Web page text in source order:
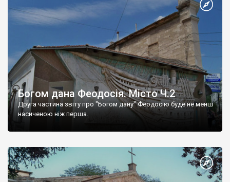
Богом дана Феодосія. Місто Ч.2
Друга частина звіту про "Богом дану" Феодосію буде не менш
насиченою ніж перша.